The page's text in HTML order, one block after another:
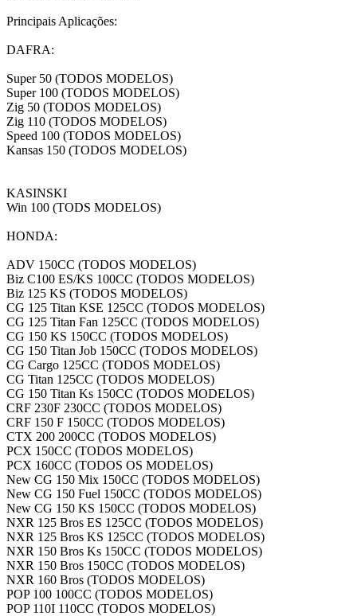
Principais Aplicações:
DAFRA:
Super 50 (TODOS MODELOS)
Super 100 (TODOS MODELOS)
Zig 50 (TODOS MODELOS)
Zig 110 (TODOS MODELOS)
Speed 100 (TODOS MODELOS)
Kansas 150 (TODOS MODELOS)
KASINSKI
Win 100 (TODS MODELOS)
HONDA:
ADV 150CC (TODOS MODELOS)
Biz C100 ES/KS 100CC (TODOS MODELOS)
Biz 125 KS (TODOS MODELOS)
CG 125 Titan KSE 125CC (TODOS MODELOS)
CG 125 Titan Fan 125CC (TODOS MODELOS)
CG 150 KS 150CC (TODOS MODELOS)
CG 150 Titan Job 150CC (TODOS MODELOS)
CG Cargo 125CC (TODOS MODELOS)
CG Titan 125CC (TODOS MODELOS)
CG 150 Titan Ks 150CC (TODOS MODELOS)
CRF 230F 230CC (TODOS MODELOS)
CRF 150 F 150CC (TODOS MODELOS)
CTX 200 200CC (TODOS MODELOS)
PCX 150CC (TODOS MODELOS)
PCX 160CC (TODOS OS MODELOS)
New CG 150 Mix 150CC (TODOS MODELOS)
New CG 150 Fuel 150CC (TODOS MODELOS)
New CG 150 KS 150CC (TODOS MODELOS)
NXR 125 Bros ES 125CC (TODOS MODELOS)
NXR 125 Bros KS 125CC (TODOS MODELOS)
NXR 150 Bros Ks 150CC (TODOS MODELOS)
NXR 150 Bros 150CC (TODOS MODELOS)
NXR 160 Bros (TODOS MODELOS)
POP 100 100CC (TODOS MODELOS)
POP 110I 110CC (TODOS MODELOS)